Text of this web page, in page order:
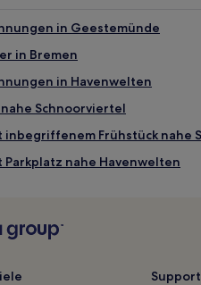
in Geestemünde
in Bremen
in Havenwelten
Schnoorviertel
inbegriffenem Frühstück nahe
Parkplatz nahe Havenwelten
Hotels
Deutsches Schifffahrtsmuseum